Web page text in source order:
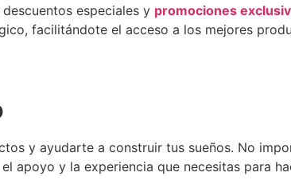
especiales y promociones
facilitándote el acceso a los mejores
y ayudarte a construir tus sueños. No
apoyo y la experiencia que necesitas para